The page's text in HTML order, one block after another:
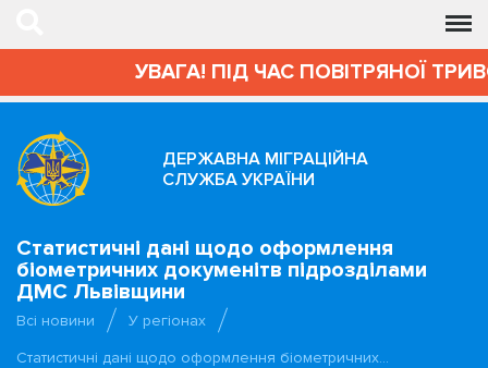
УВАГА! ПІД ЧАС ПОВІТРЯНОЇ
ДЕРЖАВНА МІГРАЦІЙНА
СЛУЖБА УКРАЇНИ
Статистичні дані щодо оформлення
біометричних докуменітв підрозділами
ДМС Львівщини
Всі новини
У регіонах
Статистичні дані щодо оформлення біометричних…